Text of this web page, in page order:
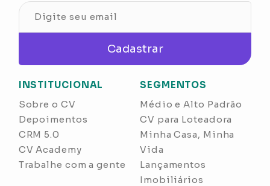
INSTITUCIONAL
Sobre o CV
Depoimentos
CRM 5.0
CV Academy
Trabalhe com a gente
SEGMENTOS
Médio e Alto Padrão
CV para Loteadora
Minha Casa, Minha
Vida
Lançamentos
Imobiliários
Cadastrar